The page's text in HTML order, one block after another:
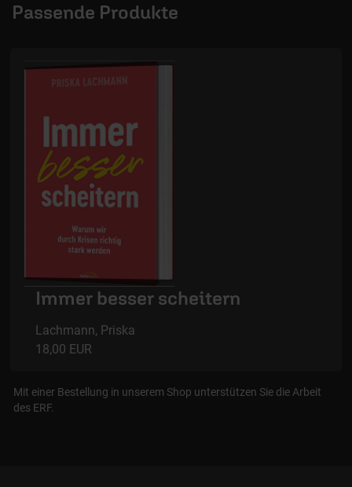
Passende Produkte
Immer besser scheitern
Lachmann, Priska
18,00 EUR
Mit einer Bestellung in unserem Shop unterstützen Sie die Arbeit
des ERF.